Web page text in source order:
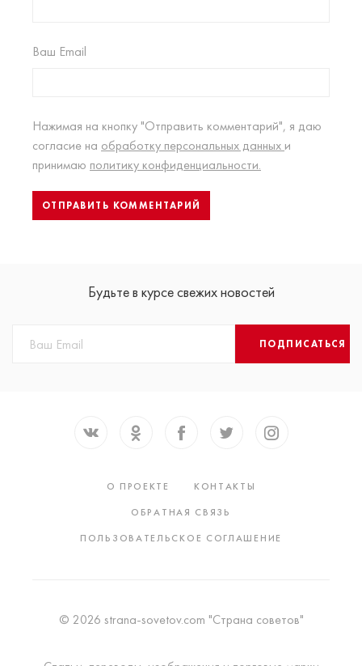
Ваш Email
Нажимая на кнопку "Отправить комментарий", я даю
согласие на обработку персональных данных и
принимаю политику конфиденциальности.
Будьте в курсе свежих новостей
ПОДПИСАТЬСЯ
О ПРОЕКТЕ
КОНТАКТЫ
ОБРАТНАЯ СВЯЗЬ
ПОЛЬЗОВАТЕЛЬСКОЕ СОГЛАШЕНИЕ
© 2026 strana-sovetov.com "Страна советов"